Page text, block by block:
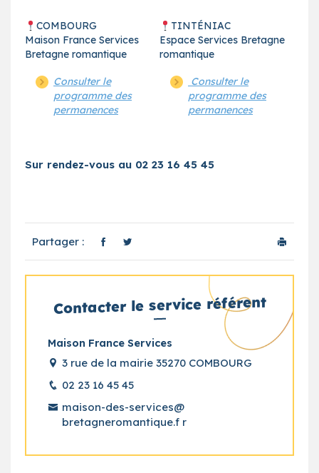
COMBOURG
Maison France Services
Bretagne romantique
TINTÉNIAC
Espace Services Bretagne
romantique
Consulter le
programme des
permanences
Consulter le
programme des
permanences
Sur rendez-vous au 02 23 16 45 45
Partager :
Contacter le service référent
Maison France Services
3 rue de la mairie 35270 COMBOURG
02 23 16 45 45
maison-des-services@
bretagneromantique.f r